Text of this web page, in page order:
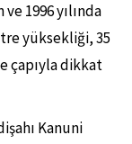
1996 yılında
yüksekliği, 35
çapıyla dikkat
Kanuni